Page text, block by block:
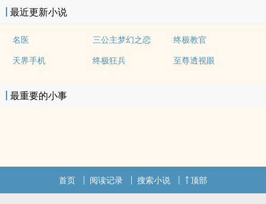
.
最近更新小说
名医 三公主梦幻之恋
终极教官
天界手机
终极狂兵 至尊透视眼
最重要的小事
首页 阅读记录 搜索小说 顶部